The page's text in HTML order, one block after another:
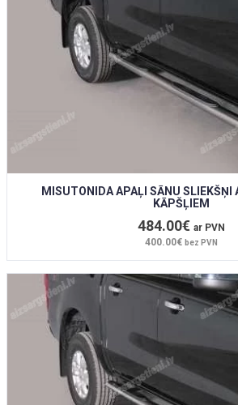
MISUTONIDA APAĻI SĀNU SLIEKŠŅI
KĀPŠĻIEM
484.00€ ar PVN
400.00€ bez PVN